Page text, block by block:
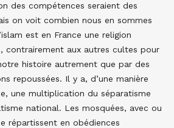
des compétences seraient des
on voit combien nous en sommes
est en France une religion
contrairement aux autres cultes pour
histoire autrement que par des
repoussées. Il y a, d’une manière
une multiplication du séparatisme
national. Les mosquées, avec ou
répartissent en obédiences